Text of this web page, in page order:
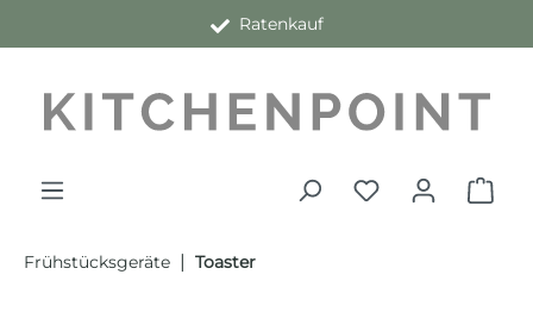
Ratenkauf
Frühstücksgeräte | Toaster